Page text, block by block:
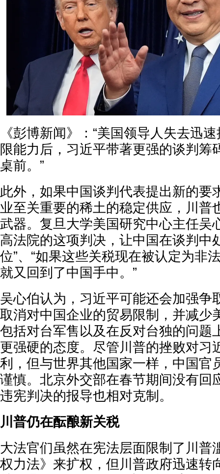
《彭博新闻》：“美国领导人失去迅
限能力后，习近平带著更强的谈判筹
桌前。”
此外，如果中国谈判代表提出新的要
业至关重要的稀土的稳定供应，川普
武器。复旦大学美国研究中心主任吴
高法院的这项判决，让中国在谈判中
位”、“如果这些关税现在被认定为非
就又回到了中国手中。”
吴心伯认为，习近平可能还会加强争
取消对中国企业的贸易限制，并减少
包括对台军售以及在反对台独的问题
更强硬的态度。尽管川普的挫败对习
利，但与世界其他国家一样，中国官
谨慎。北京外交部在春节期间没有回
违宪判决的报导也相对克制。
川普仍在酝酿新关税
大法官们虽然在宪法层面限制了川普
权力法》来扩权，但川普政府迅速转